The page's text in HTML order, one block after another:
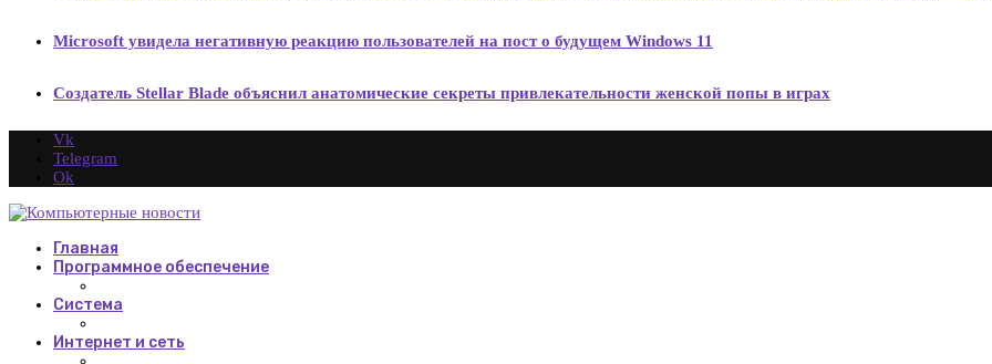
Microsoft увидела негативную реакцию пользователей на пост о будущем Windows 11
Создатель Stellar Blade объяснил анатомические секреты привлекательности женской попы в играх
Vk
Telegram
Ok
Главная
Программное обеспечение
Система
Интернет и сеть